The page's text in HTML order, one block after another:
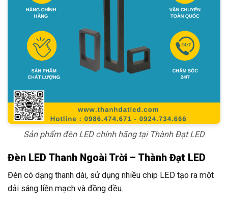
Sản phẩm đèn LED chính hãng tại Thành Đạt LED
Đèn LED Thanh Ngoài Trời – Thành Đạt LED
Đèn có dạng thanh dài, sử dụng nhiều chip LED tạo ra một
dải sáng liền mạch và đồng đều.